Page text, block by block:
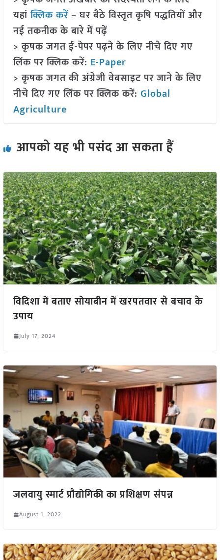
यहांक्लिक करें– घर बैठे विस्तृत कृषि पद्धतियों और
नई तकनीक के बारे में पढ़ें
> कृषक जगत ई-पेपर पढ़ने के लिए नीचे दिए गए
लिंक पर क्लिक करें: E-Paper
> कृषक जगत की अंग्रेजी वेबसाइट पर जाने के लिए
नीचे दिए गए लिंक पर क्लिक करें: Global
Agriculture
आपको यह भी पसंद आ सकता हैं
विदिशा में बताए सोयाबीन में खरपतवार से बचाव के
उपाय
July 17, 2024
जलवायु स्मार्ट प्रौद्योगिकी का प्रशिक्षण संपन्न
August 1, 2022